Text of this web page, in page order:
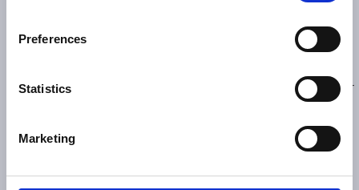
Preferences
Statistics
Marketing
In dringenden urologischen Notfällen außerhalb unserer